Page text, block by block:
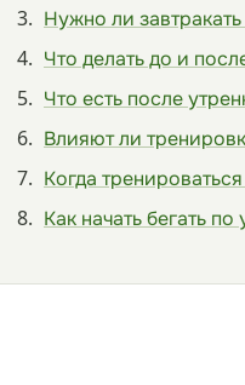
Нужно ли
Что делать до и
Что есть после
Влияют ли
Когда
Как начать бегать по